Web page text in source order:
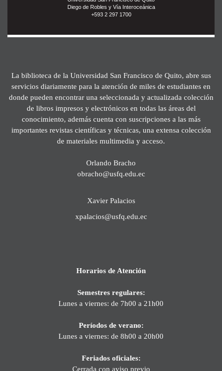
Diego de Robles y Vía Interoceánica
+593 2 297 1700
La biblioteca de la Universidad San Francisco de Quito, abre sus
servicios diariamente para la atención de miles de estudiantes en
donde pueden encontrar una seleccionada y actualizada colección
de libros impresos y electrónicos en todas las áreas del
conocimiento, además cuenta con suscripciones a las más
importantes revistas científicas y técnicas, una extensa colección
de materiales multimedia y acceso.
Orlando Bracho
obracho@usfq.edu.ec
Xavier Palacios
xpalacios@usfq.edu.ec
Horarios de Atención
Semestres regulares:
Lunes a viernes: de 7h00 a 21h00
Períodos de verano:
Lunes a viernes: de 8h00 a 20h00
Feriados oficiales:
Cerrada con aviso previo